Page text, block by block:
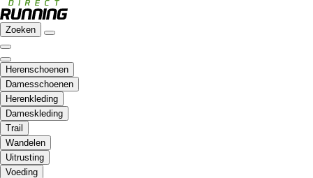
Zoeken
Herenschoenen
Damesschoenen
Herenkleding
Dameskleding
Trail
Wandelen
Uitrusting
Voeding